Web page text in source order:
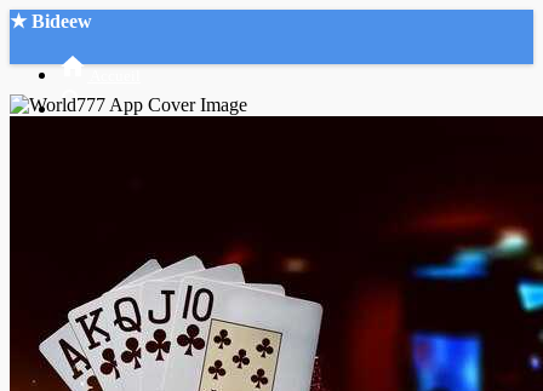
★ Bideew
Recherche Avancée
Mon compte
Connexion
Créer un compte
Mode nuit